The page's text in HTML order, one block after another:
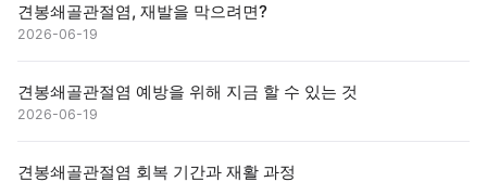
견봉쇄골관절염, 재발을 막으려면?
2026-06-19
견봉쇄골관절염 예방을 위해 지금 할 수 있는 것
2026-06-19
견봉쇄골관절염 회복 기간과 재활 과정